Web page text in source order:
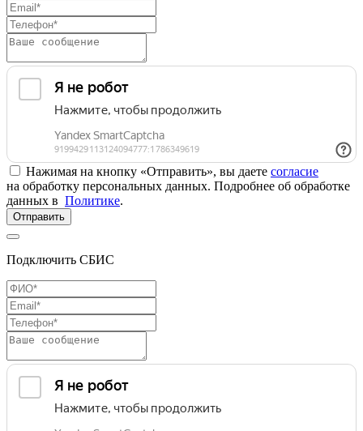
Нажимая на кнопку «Отправить», вы даете согласие
на обработку персональных данных. Подробнее об обработке
данных в Политике.
Отправить
Подключить СБИС